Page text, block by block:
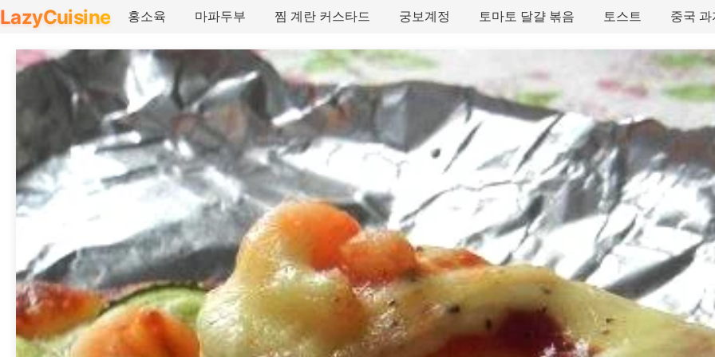
LazyCuisine 홍소육 마파두부 찜 계란 커스타드 궁보계정 토마토 달걀 볶음 토스트 중국